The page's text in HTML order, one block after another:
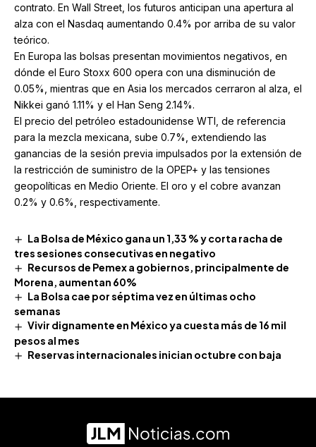
contrato. En Wall Street, los futuros anticipan una apertura al
alza con el Nasdaq aumentando 0.4% por arriba de su valor
teórico.
En Europa las bolsas presentan movimientos negativos, en
dónde el Euro Stoxx 600 opera con una disminución de
0.05%, mientras que en Asia los mercados cerraron al alza, el
Nikkei ganó 1.11% y el Han Seng 2.14%.
El precio del petróleo estadounidense WTI, de referencia
para la mezcla mexicana, sube 0.7%, extendiendo las
ganancias de la sesión previa impulsados por la extensión de
la restricción de suministro de la OPEP+ y las tensiones
geopolíticas en Medio Oriente. El oro y el cobre avanzan
0.2% y 0.6%, respectivamente.
La Bolsa de México gana un 1,33 % y corta racha de
tres sesiones consecutivas en negativo
Recursos de Pemex a gobiernos, principalmente de
Morena, aumentan 60%
La Bolsa cae por séptima vez en últimas ocho
semanas
Vivir dignamente en México ya cuesta más de 16 mil
pesos al mes
Reservas internacionales inician octubre con baja